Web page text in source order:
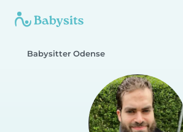
Babysitter Odense